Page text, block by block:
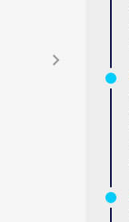
chevron_right